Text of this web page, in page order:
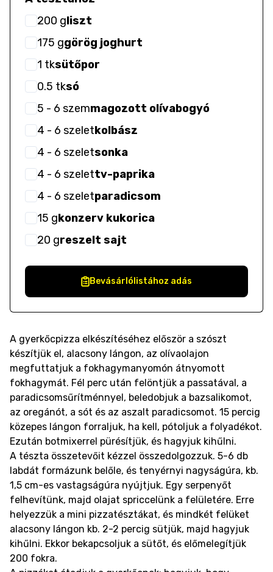
200 gliszt
175 ggörög joghurt
1 tksütőpor
0.5 tksó
5 - 6 szemmagozott olívabogyó
4 - 6 szeletkolbász
4 - 6 szeletsonka
4 - 6 szelettv-paprika
4 - 6 szeletparadicsom
15 gkonzerv kukorica
20 greszelt sajt
Bevásárlólistához adás
A gyerkőcpizza elkészítéséhez először a szószt
készítjük el, alacsony lángon, az olívaolajon
megfuttatjuk a fokhagymanyomón átnyomott
fokhagymát. Fél perc után felöntjük a passatával, a
paradicsomsűrítménnyel, beledobjuk a bazsalikomot,
az oregánót, a sót és az aszalt paradicsomot. 15 percig
közepes lángon forraljuk, ha kell, pótoljuk a folyadékot.
Ezután botmixerrel pürésítjük, és hagyjuk kihűlni.
A tészta összetevőit kézzel összedolgozzuk. 5-6 db
labdát formázunk belőle, és tenyérnyi nagyságúra, kb.
1,5 cm-es vastagságúra nyújtjuk. Egy serpenyőt
felhevítünk, majd olajat spriccelünk a felületére. Erre
helyezzük a mini pizzatésztákat, és mindkét felüket
alacsony lángon kb. 2-2 percig sütjük, majd hagyjuk
kihűlni. Ekkor bekapcsoljuk a sütőt, és előmelegítjük
200 fokra.